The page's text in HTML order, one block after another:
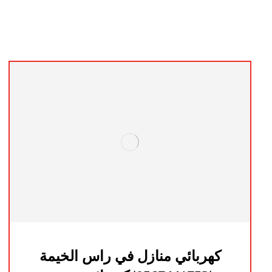
كهربائي منازل في راس الخيمة